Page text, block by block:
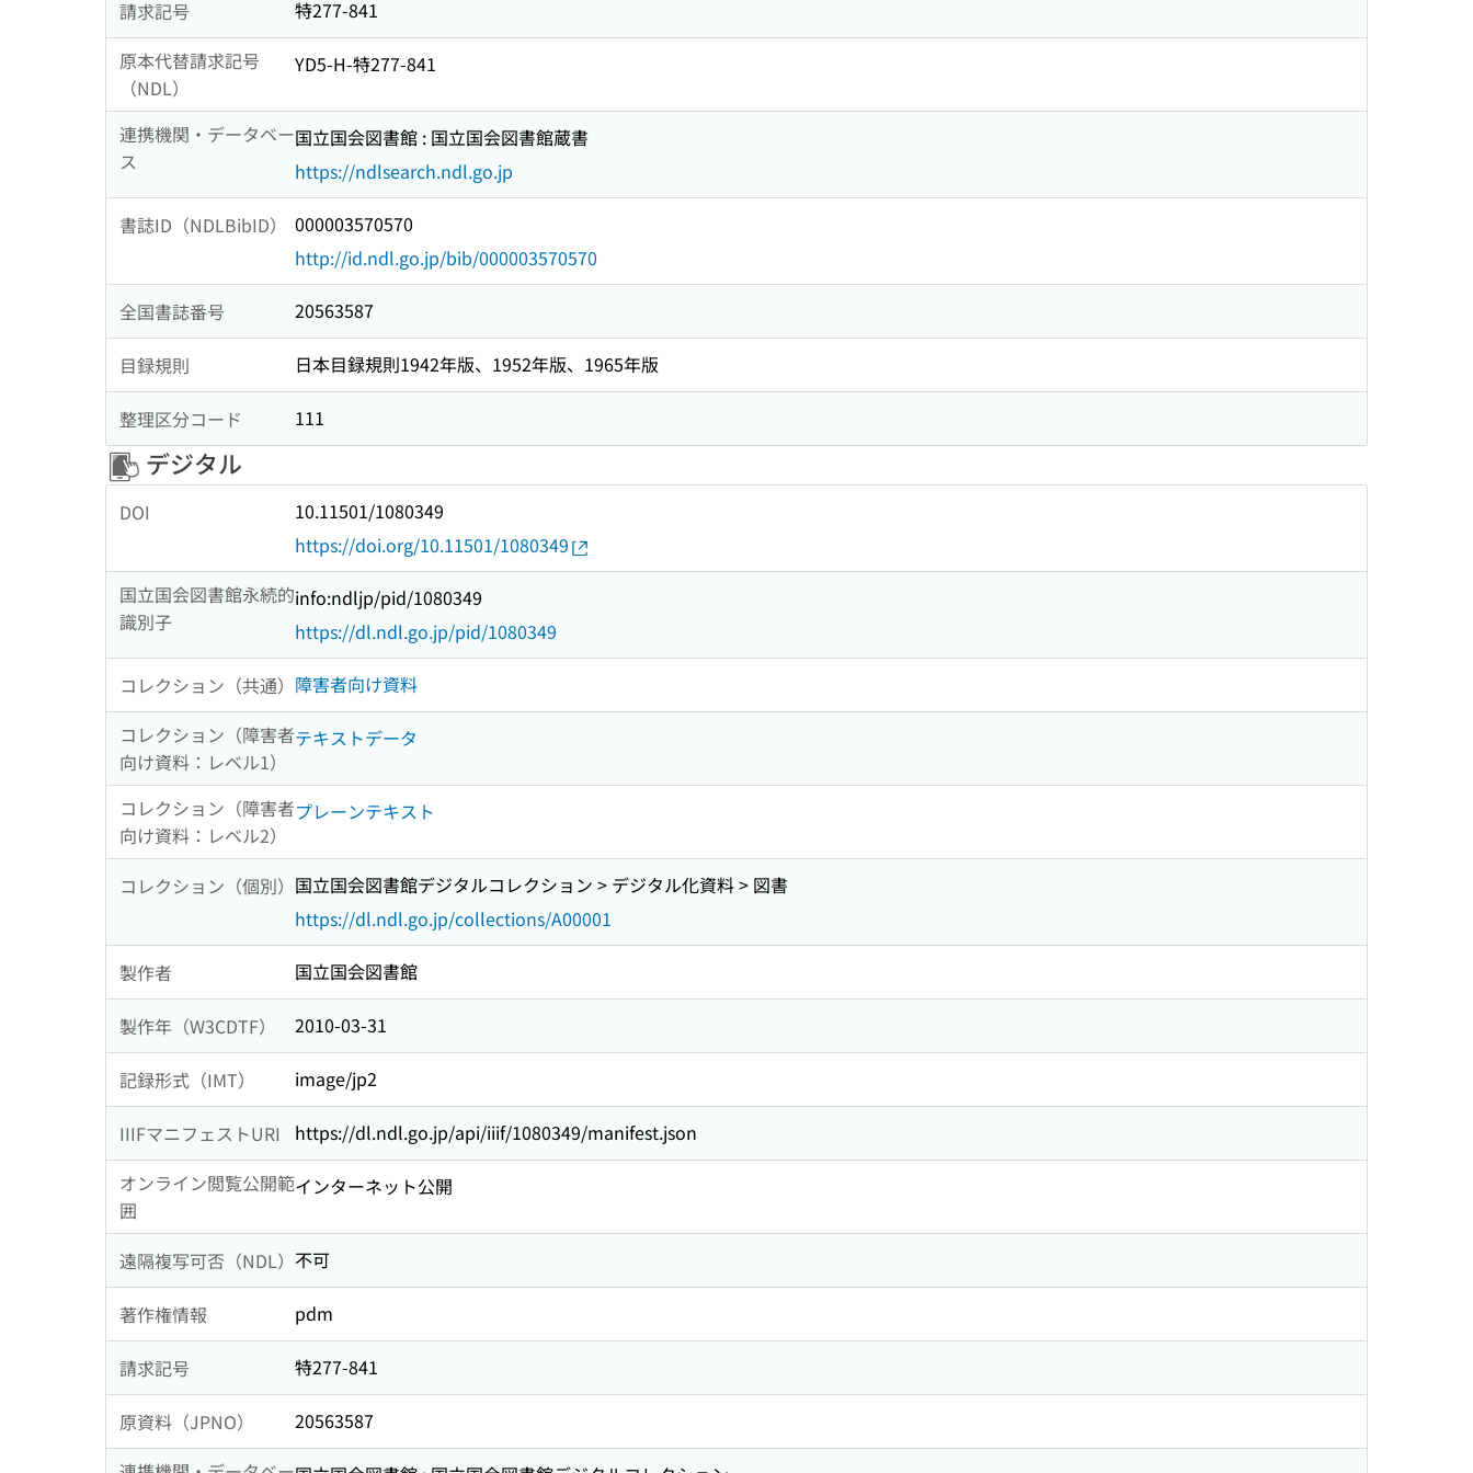
請求記号
特277-841
原本代替請求記号
（NDL）
YD5-H-特277-841
連携機関・データベー
ス
国立国会図書館 : 国立国会図書館蔵書
https://ndlsearch.ndl.go.jp
書誌ID（NDLBibID）
000003570570
http://id.ndl.go.jp/bib/000003570570
全国書誌番号 20563587
目録規則 日本目録規則1942年版、1952年版、1965年版
整理区分コード 111
デジタル
DOI
10.11501/1080349
https://doi.org/10.11501/1080349
国立国会図書館永続的
識別子
info:ndljp/pid/1080349
https://dl.ndl.go.jp/pid/1080349
コレクション（共通） 障害者向け資料
コレクション（障害者
向け資料：レベル1）
テキストデータ
コレクション（障害者
向け資料：レベル2）
プレーンテキスト
コレクション（個別） 国立国会図書館デジタルコレクション > デジタル化資料 > 図書
https://dl.ndl.go.jp/collections/A00001
製作者 国立国会図書館
製作年（W3CDTF） 2010-03-31
記録形式（IMT） image/jp2
IIIFマニフェストURI
https://dl.ndl.go.jp/api/iiif/1080349/manifest.json
オンライン閲覧公開範
囲
インターネット公開
遠隔複写可否（NDL） 不可
著作権情報 pdm
請求記号 特277-841
原資料（JPNO）
20563587